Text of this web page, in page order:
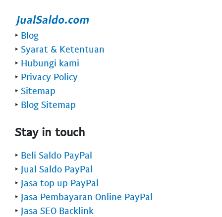
‣ Blog
‣ Syarat & Ketentuan
‣ Hubungi kami
‣ Privacy Policy
‣ Sitemap
‣ Blog Sitemap
Stay in touch
‣ Beli Saldo PayPal
‣ Jual Saldo PayPal
‣ Jasa top up PayPal
‣ Jasa Pembayaran Online PayPal
‣ Jasa SEO Backlink